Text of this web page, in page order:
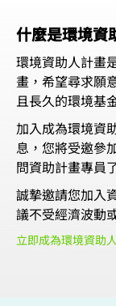
什麼是環境資
環境資助人計畫
畫，希望尋求願
且長久的環境基
加入成為環境資
息，您將受邀參
問資助計畫專員
誠摯邀請您加入
議不受經濟波動
立即成為環境資助人